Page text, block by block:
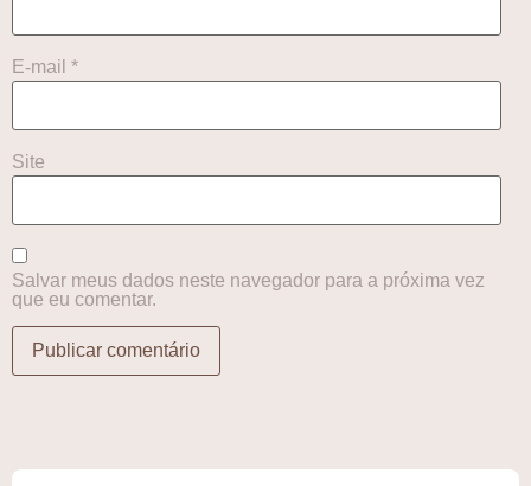
E-mail *
Site
Salvar meus dados neste navegador para a próxima vez
que eu comentar.